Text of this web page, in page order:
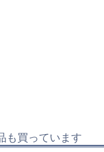
も買っています